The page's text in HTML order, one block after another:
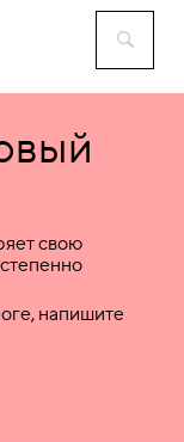
свою
напишите